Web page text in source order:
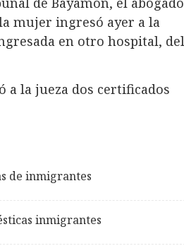
mujer ingresó ayer a la
en otro hospital, del
a la jueza dos certificados
de inmigrantes
inmigrantes